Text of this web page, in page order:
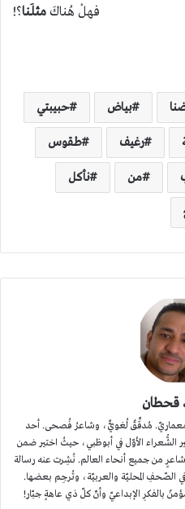
فهلْ هُناكَ مثلَنا؟!
بياض حبيبتي
رغيف طقوس
من نأكل
قحطان
مُدقِّقٌ لُغويٌّ، وشاعرُ فُصحى. أحد
الشُّعراء الأوّل في أبوظبي، حيثُ اختير ضمن
مئتي شاعر من ضمن أكثر من (7500) شاعرٍ من جميع أنحاء العالم. نُشِرت عنه رسالة
المحليّة والعربيّة، وتُرجِم بعضها.
بالفكرِ الإبداعيّ وأنّ كلّ ذي عاهةٍ جبّار!